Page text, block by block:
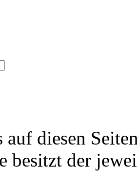
diesen
besitzt der